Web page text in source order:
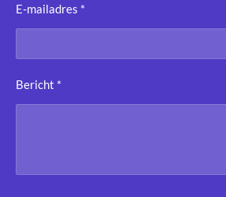
E-mailadres *
Bericht *